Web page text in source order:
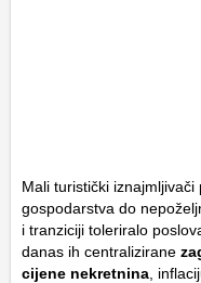
Mali turistički
gospodarstva do
i tranziciji toleriralo
danas ih centralizirane
cijene nekretnina ,